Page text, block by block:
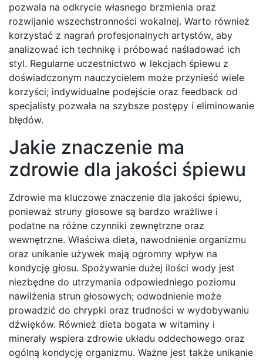
pozwala na odkrycie własnego brzmienia oraz
rozwijanie wszechstronności wokalnej. Warto również
korzystać z nagrań profesjonalnych artystów, aby
analizować ich technikę i próbować naśladować ich
styl. Regularne uczestnictwo w lekcjach śpiewu z
doświadczonym nauczycielem może przynieść wiele
korzyści; indywidualne podejście oraz feedback od
specjalisty pozwala na szybsze postępy i eliminowanie
błędów.
Jakie znaczenie ma
zdrowie dla jakości śpiewu
Zdrowie ma kluczowe znaczenie dla jakości śpiewu,
ponieważ struny głosowe są bardzo wrażliwe i
podatne na różne czynniki zewnętrzne oraz
wewnętrzne. Właściwa dieta, nawodnienie organizmu
oraz unikanie używek mają ogromny wpływ na
kondycję głosu. Spożywanie dużej ilości wody jest
niezbędne do utrzymania odpowiedniego poziomu
nawilżenia strun głosowych; odwodnienie może
prowadzić do chrypki oraz trudności w wydobywaniu
dźwięków. Również dieta bogata w witaminy i
minerały wspiera zdrowie układu oddechowego oraz
ogólną kondycję organizmu. Ważne jest także unikanie